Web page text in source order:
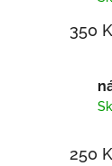
350
250